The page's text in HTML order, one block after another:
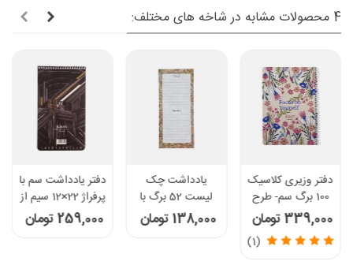
4 محصولات مشابه در شاخه های مختلف:
دفتر وزیری کلاسیک
100 برگ سم- طرح
Focus On
Yourself
339,000 تومان
(1)
یادداشت چک
لیست 52 برگ با
پرفراژ سم - طرح
138,000 تومان
دفتر یادداشت سم با
پرفراژ 22×12 سیم از
12 - طرح
Interstellar
259,000 تومان